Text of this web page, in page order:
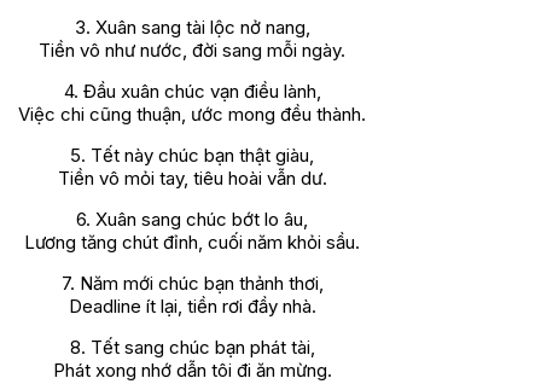
3. Xuân sang tài lộc nở nang,
Tiền vô như nước, đời sang mỗi ngày.
4. Đầu xuân chúc vạn điều lành,
Việc chi cũng thuận, ước mong đều thành.
5. Tết này chúc bạn thật giàu,
Tiền vô mỏi tay, tiêu hoài vẫn dư.
6. Xuân sang chúc bớt lo âu,
Lương tăng chút đỉnh, cuối năm khỏi sầu.
7. Năm mới chúc bạn thảnh thơi,
Deadline ít lại, tiền rơi đầy nhà.
8. Tết sang chúc bạn phát tài,
Phát xong nhớ dẫn tôi đi ăn mừng.